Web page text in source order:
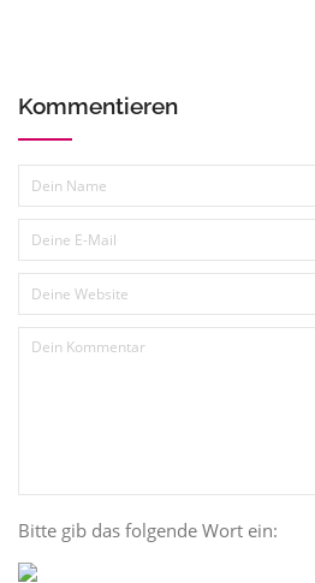
Kommentieren
Bitte gib das folgende Wort ein: